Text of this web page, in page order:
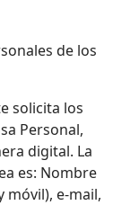
de los
solicita los
Personal,
digital. La
es: Nombre
e-mail,